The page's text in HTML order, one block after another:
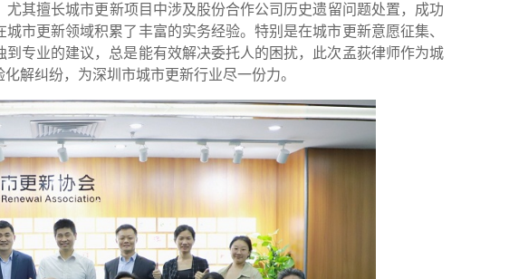
其擅长城市更新项目中涉及股份合作公司历史遗留问题处置，成功
市更新领域积累了丰富的实务经验。特别是在城市更新意愿征集、
专业的建议，总是能有效解决委托人的困扰，此次孟荻律师作为城
解纠纷，为深圳市城市更新行业尽一份力。